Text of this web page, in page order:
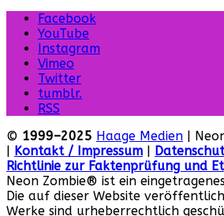
Facebook
YouTube
Instagram
Vimeo
Twitter
tumblr.
RSS
© 1999–2025 Haage Medien |
Kontakt / Impressum
Richtlinie zur Faktenprüfung und
Neon Zombie® ist ein
Die auf dieser Website
Werke sind urheberrechtlich